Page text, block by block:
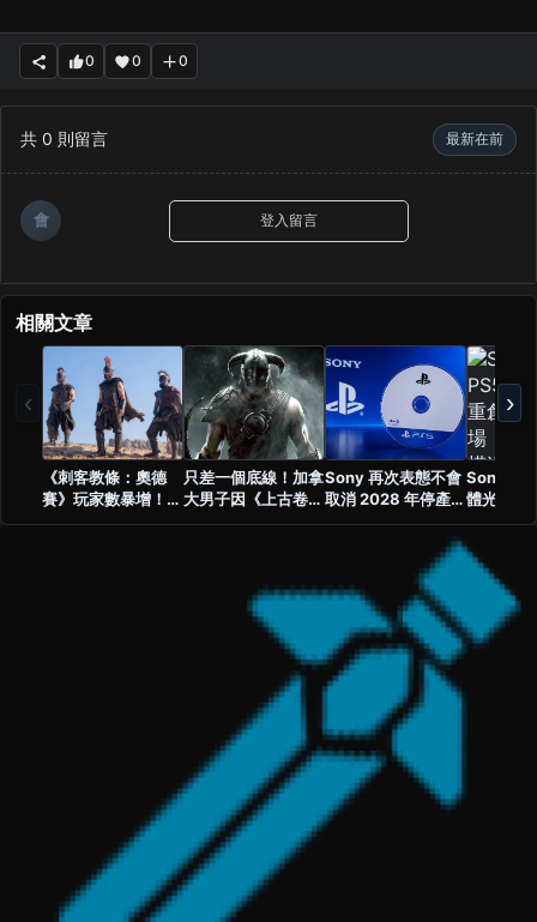
0 0 0
共 0 則留言 最新在前
會 登入留言
相關文章
‹
《刺客教條：奧德
賽》玩家數暴增！
《奧德賽》電影熱潮
只差一個底線！加拿
大男子因《上古卷軸
V：無界天際》帳號
Sony 再次表態不會
取消 2028 年停產
PlayStation 光碟！
承認玩家反彈強烈，
但數位化方向不變
Sony 停
體光碟恐
戲市場！
模達 72
析師警告
文化恐走
›